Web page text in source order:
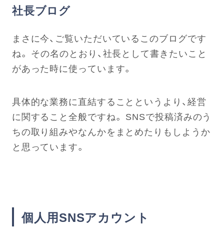
社長ブログ
まさに今、ご覧いただいているこのブログです
ね。 その名のとおり、社長として書きたいこと
があった時に使っています。
具体的な業務に直結することというより、経営
に関すること全般ですね。 SNSで投稿済みのう
ちの取り組みやなんかをまとめたりもしようか
と思っています。
個人用SNSアカウント